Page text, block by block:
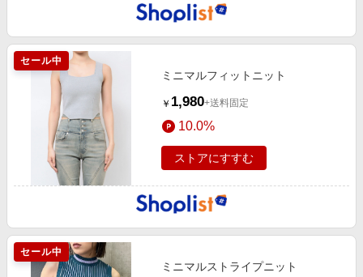
セール中
ミニマルフィットニット
￥ 1,980+送料固定
10.0%
ストアにすすむ
セール中
ミニマルストライプニット